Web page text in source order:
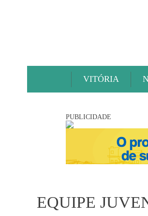
VITÓRIA
PUBLICIDADE
EQUIPE